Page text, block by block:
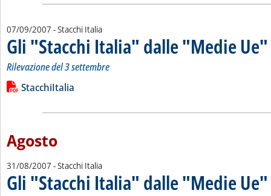
07/09/2007 - Stacchi Italia
Gli "Stacchi Italia" dalle "Medie Ue"
Rilevazione del 3 settembre
Leggi tutta la notizia: 'Gli "Stacchi Italia" dalle "Medie Ue"'
Lista allegati PDF alla notizia
StacchiItalia
Agosto
31/08/2007 - Stacchi Italia
Gli "Stacchi Italia" dalle "Medie Ue"